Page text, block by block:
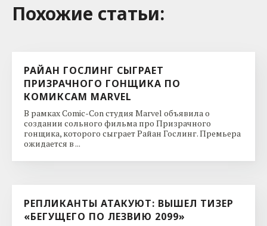
Похожие cтатьи:
РАЙАН ГОСЛИНГ СЫГРАЕТ
ПРИЗРАЧНОГО ГОНЩИКА ПО
КОМИКСАМ MARVEL
В рамках Comic-Con студия Marvel объявила о
создании сольного фильма про Призрачного
гонщика, которого сыграет Райан Гослинг. Премьера
ожидается в ...
РЕПЛИКАНТЫ АТАКУЮТ: ВЫШЕЛ ТИЗЕР
«БЕГУЩЕГО ПО ЛЕЗВИЮ 2099»